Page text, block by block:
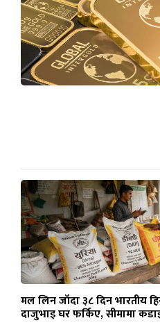
मल लिन जाँदा ३८ दिन भारतीय
दाजुभाइ घर फर्किए, सीमामा